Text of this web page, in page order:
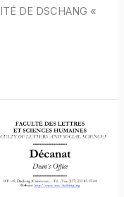
DE DSCHANG «